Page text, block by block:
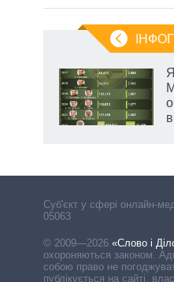
Cуб'єкт у сфері онлайн-
05063
© 2009—2026 «Слово і
охороняються законом.
собою право не
публікується на сайті,